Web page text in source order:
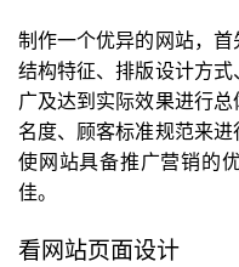
制作一个优异的网站，
结构特征、排版设计方
广及达到实际效果进行
名度、顾客标准规范来进
使网站具备推广营销的
佳。
看网站页面设计